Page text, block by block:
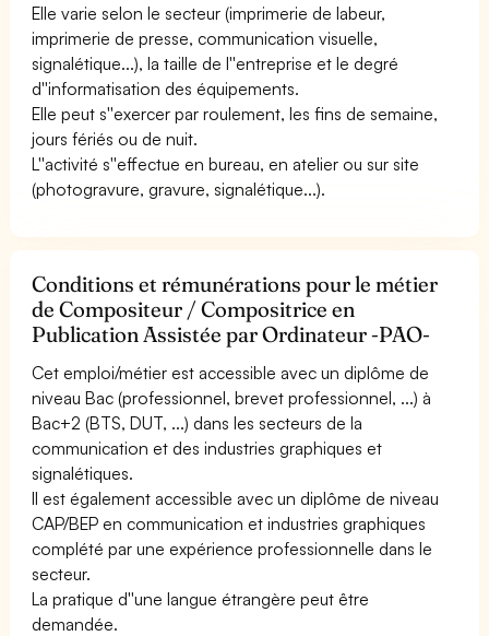
Elle varie selon le secteur (imprimerie de labeur,
imprimerie de presse, communication visuelle,
signalétique...), la taille de l''entreprise et le degré
d''informatisation des équipements.
Elle peut s''exercer par roulement, les fins de semaine,
jours fériés ou de nuit.
L''activité s''effectue en bureau, en atelier ou sur site
(photogravure, gravure, signalétique...).
Conditions et rémunérations pour le métier
de Compositeur / Compositrice en
Publication Assistée par Ordinateur -PAO-
Cet emploi/métier est accessible avec un diplôme de
niveau Bac (professionnel, brevet professionnel, ...) à
Bac+2 (BTS, DUT, ...) dans les secteurs de la
communication et des industries graphiques et
signalétiques.
Il est également accessible avec un diplôme de niveau
CAP/BEP en communication et industries graphiques
complété par une expérience professionnelle dans le
secteur.
La pratique d''une langue étrangère peut être
demandée.